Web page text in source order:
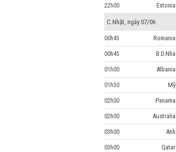
22h00 Estonia
C.Nhật, ngày 07/06
00h45 Romania
00h45 B.D.Nha
01h00 Albania
01h30 Mỹ
02h00 Panama
02h00 Australia
03h00 Anh
03h00 Qatar